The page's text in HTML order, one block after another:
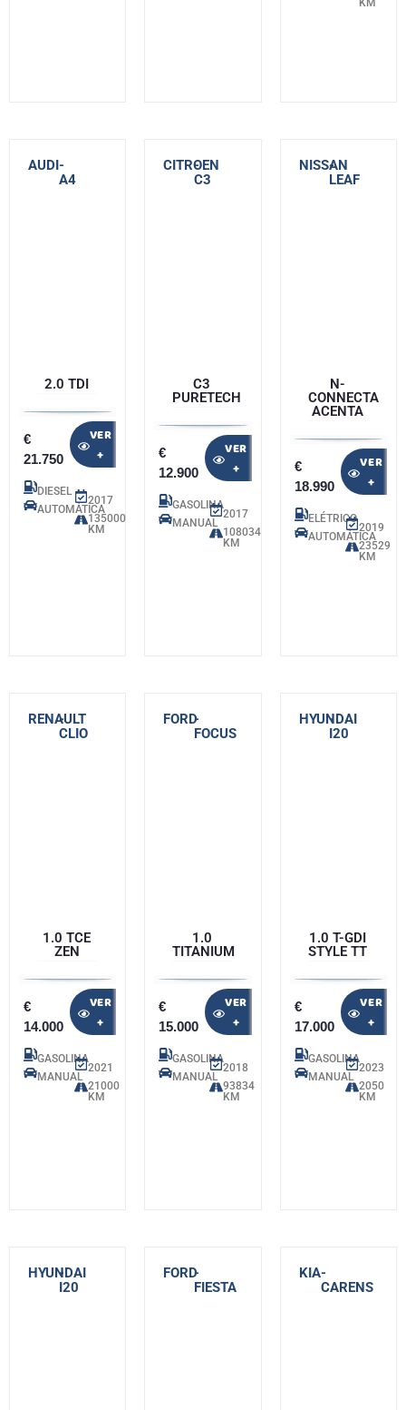
AUDI-
A4
2.0 TDI
€
21.750
VER
+
DIESEL
AUTOMÁTICA
2017
135000
KM
CITROEN
-
C3
C3
PURETECH
€
12.900
VER
+
GASOLINA
MANUAL
2017
108034
KM
NISSAN
-
LEAF
N-
CONNECTA
ACENTA
€
18.990
VER
+
ELÉTRICO
AUTOMÁTICA
2019
23529
KM
RENAULT
-
CLIO
1.0 TCE
ZEN
€
14.000
VER
+
GASOLINA
MANUAL
2021
21000
KM
FORD-
FOCUS
1.0
TITANIUM
€
15.000
VER
+
GASOLINA
MANUAL
2018
93834
KM
HYUNDAI
-
I20
1.0 T-GDI
STYLE TT
€
17.000
VER
+
GASOLINA
MANUAL
2023
2050
KM
HYUNDAI
-
I20
FORD-
FIESTA
KIA-
CARENS